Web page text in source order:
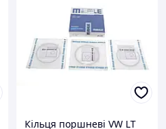
Кільця поршневі VW LT